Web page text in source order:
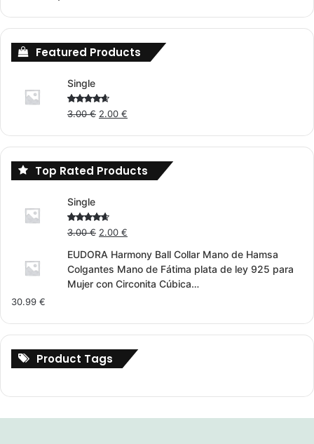
Featured Products
Single
Rated
out
3.00€ Original
2.00 €
Top Rated Products
Single
Rated
out
of 5
3.00€ Original
was:
3.00 €.
2.00 €
is:
2.00 €.
EUDORA Harmony Ball Collar Mano de Hamsa
Colgantes Mano de Fátima plata de ley 925 para
Mujer con Circonita Cúbica…
30.99 €
Product Tags